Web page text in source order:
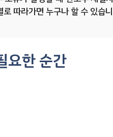
따라가면 누구나 할 수 있습
요한 순간